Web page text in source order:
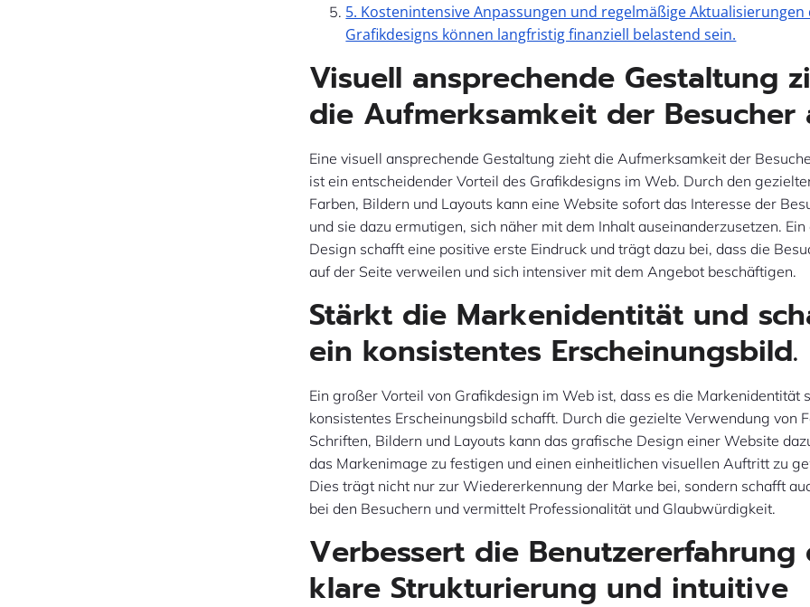
5. Kostenintensive Anpassungen und regelmäßige Aktualisierungen
Grafikdesigns können langfristig finanziell belastend sein.
Visuell ansprechende Gestaltung
die Aufmerksamkeit der Besucher
Eine visuell ansprechende Gestaltung zieht die Aufmerksamkeit der
ist ein entscheidender Vorteil des Grafikdesigns im Web. Durch den
Farben, Bildern und Layouts kann eine Website sofort das Interesse der
und sie dazu ermutigen, sich näher mit dem Inhalt auseinanderzusetzen.
Design schafft eine positive erste Eindruck und trägt dazu bei, dass die
auf der Seite verweilen und sich intensiver mit dem Angebot beschäftigen.
Stärkt die Markenidentität und
ein konsistentes Erscheinungsbild.
Ein großer Vorteil von Grafikdesign im Web ist, dass es die Markenidentität
konsistentes Erscheinungsbild schafft. Durch die gezielte Verwendung von
Schriften, Bildern und Layouts kann das grafische Design einer Website
das Markenimage zu festigen und einen einheitlichen visuellen Auftritt zu
Dies trägt nicht nur zur Wiedererkennung der Marke bei, sondern schafft
bei den Besuchern und vermittelt Professionalität und Glaubwürdigkeit.
Verbessert die Benutzererfahrung
klare Strukturierung und intuitive